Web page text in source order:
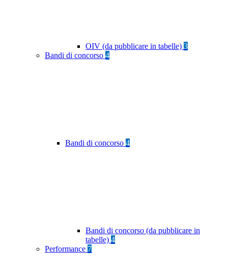
OIV (da pubblicare in tabelle) 3
Bandi di concorso 4
Bandi di concorso 4
Bandi di concorso (da pubblicare in
tabelle) 4
Performance 7